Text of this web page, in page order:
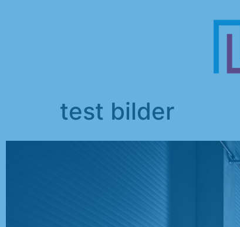
test bilder